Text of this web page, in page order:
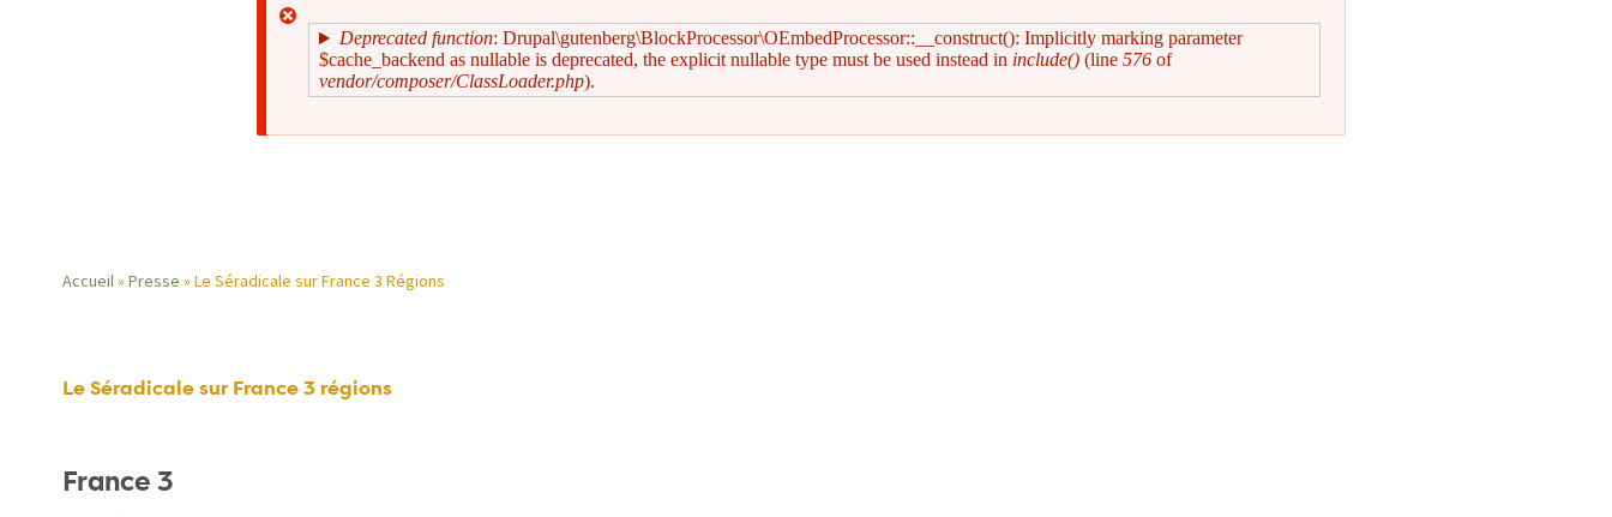
Message
d'erreur
Deprecated function: Drupal\gutenberg\BlockProcessor\OEmbedProcessor::__construct(): Implicitly marking parameter
$cache_backend as nullable is deprecated, the explicit nullable type must be used instead in include() (line 576 of
vendor/composer/ClassLoader.php).
d'Ariane
Accueil Presse Le Séradicale sur France 3 Régions
Le Séradicale sur France 3 régions
France 3